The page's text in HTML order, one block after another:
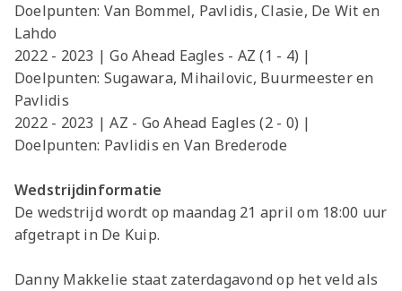
Doelpunten: Van Bommel, Pavlidis, Clasie, De Wit en
Lahdo
2022 - 2023 | Go Ahead Eagles - AZ (1 - 4) |
Doelpunten: Sugawara, Mihailovic, Buurmeester en
Pavlidis
2022 - 2023 | AZ - Go Ahead Eagles (2 - 0) |
Doelpunten: Pavlidis en Van Brederode
Wedstrijdinformatie
De wedstrijd wordt op maandag 21 april om 18:00 uur
afgetrapt in De Kuip.
Danny Makkelie staat zaterdagavond op het veld als